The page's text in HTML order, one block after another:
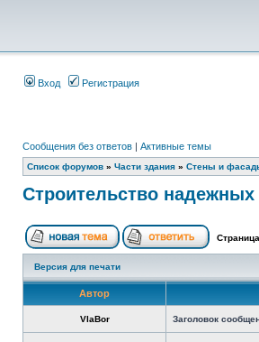
Вход Регистрация
Сообщения без ответов | Активные темы
Список форумов » Части здания » Стены и
Строительство
Страница
Версия для печати
Автор
VlaBor Заголовок